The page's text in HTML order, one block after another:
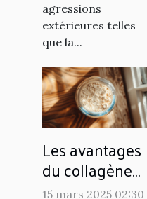
agressions
extérieures telles
que la...
Les avantages
du collagène
marin
15 mars 2025 02:30